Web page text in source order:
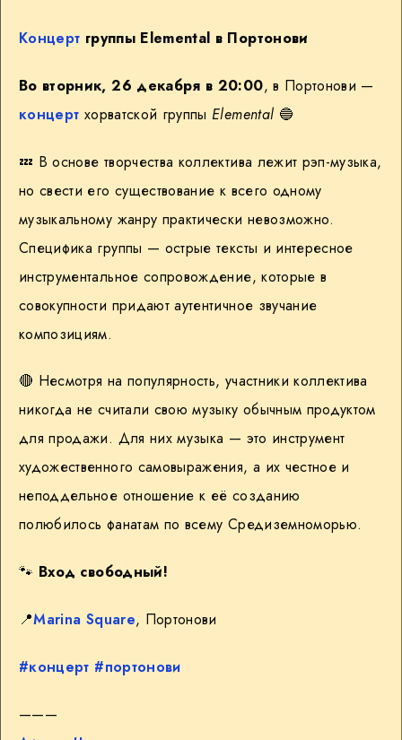
Концерт группы Elemental в Портонови
Во вторник, 26 декабря в 20:00, в Портонови —
концерт хорватской группыElemental 🔵
💤 В основе творчества коллектива лежит рэп-музыка,
но свести его существование к всего одному
музыкальному жанру практически невозможно.
Специфика группы — острые тексты и интересное
инструментальное сопровождение, которые в
совокупности придают аутентичное звучание
композициям.
🔴 Несмотря на популярность, участники коллектива
никогда не считали свою музыку обычным продуктом
для продажи. Для них музыка — это инструмент
художественного самовыражения, а их честное и
неподдельное отношение к её созданию
полюбилось фанатам по всему Средиземноморью.
🐾 Вход свободный!
📍Marina Square, Портонови
#концерт #портонови
———